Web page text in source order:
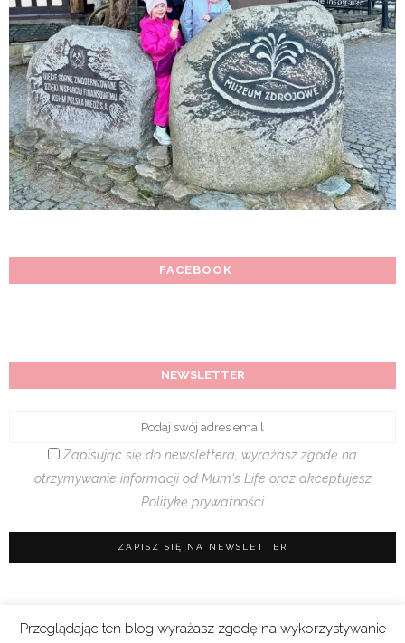
FACEBOOK
NEWSLETTER
Zapisując się do newslettera, wyrażasz zgodę na
otrzymywanie informacji od Mum's Life oraz akceptujesz
Politykę prywatności
Regulamin sklepu | Polityka prywatności (RODO)
Przeglądając ten blog wyrażasz zgodę na wykorzystywanie